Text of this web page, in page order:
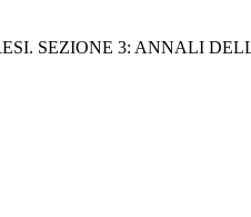
SEZIONE 3: ANNALI